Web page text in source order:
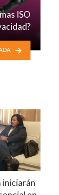
ISO
iniciarán